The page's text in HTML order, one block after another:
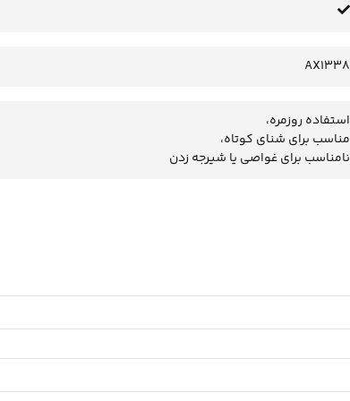
AX1338
استفاده روزمره،
مناسب برای شنای کوتاه،
نامناسب برای غواصی یا شیرجه زدن